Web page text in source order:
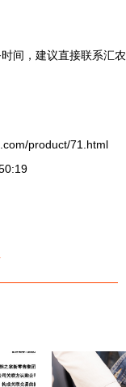
间，建议直接联系汇农
product/71.html